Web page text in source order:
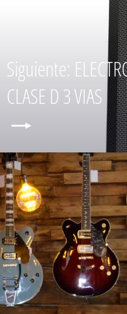
Siguiente:
CLASE D 3 VIAS